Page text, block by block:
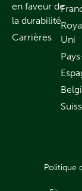
en faveur de
la durabilité
Carrières
Uni
Politique